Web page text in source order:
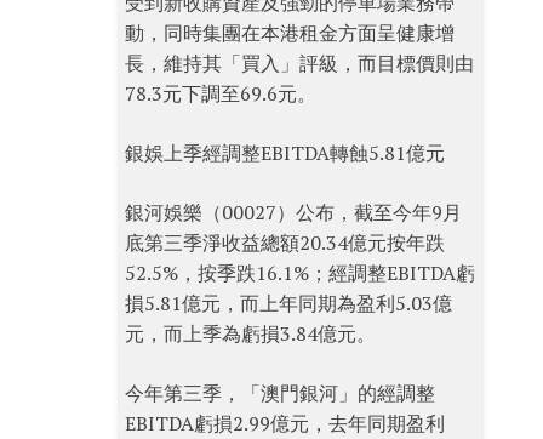
動，同時集團在本港租金方面呈健康增
長，維持其「買入」評級，而目標價則由
78.3元下調至69.6元。
銀娛上季經調整EBITDA轉蝕5.81億元
銀河娛樂（00027）公布，截至今年9月
底第三季淨收益總額20.34億元按年跌
52.5%，按季跌16.1%；經調整EBITDA虧
損5.81億元，而上年同期為盈利5.03億
元，而上季為虧損3.84億元。
今年第三季，「澳門銀河」的經調整
EBITDA虧損2.99億元，去年同期盈利